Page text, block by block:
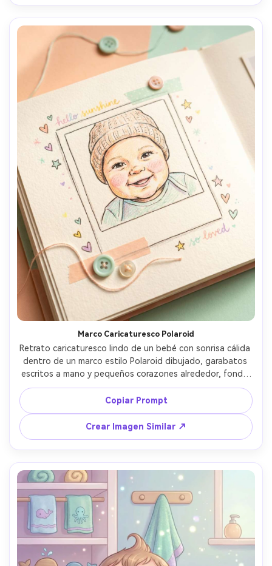
Marco Caricaturesco Polaroid
Retrato caricaturesco lindo de un bebé con sonrisa cálida
dentro de un marco estilo Polaroid dibujado, garabatos
escritos a mano y pequeños corazones alrededor, fondo
pastel suave, contornos limpios, sombreado delicado,
estética de álbum de recortes, muy detallada, lente de
85mm, poca profundidad de campo, iluminación
cinematográfica suave --ar 4:5
Copiar Prompt
Crear Imagen Similar ↗